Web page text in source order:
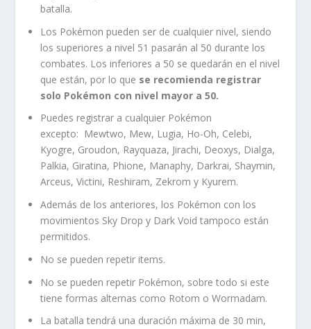
batalla.
Los Pokémon pueden ser de cualquier nivel, siendo
los superiores a nivel 51 pasarán al 50 durante los
combates. Los inferiores a 50 se quedarán en el nivel
que están, por lo que se recomienda registrar
solo Pokémon con nivel mayor a 50.
Puedes registrar a cualquier Pokémon
excepto: Mewtwo, Mew, Lugia, Ho-Oh, Celebi,
Kyogre, Groudon, Rayquaza, Jirachi, Deoxys, Dialga,
Palkia, Giratina, Phione, Manaphy, Darkrai, Shaymin,
Arceus, Victini, Reshiram, Zekrom y Kyurem.
Además de los anteriores, los Pokémon con los
movimientos Sky Drop y Dark Void tampoco están
permitidos.
No se pueden repetir items.
No se pueden repetir Pokémon, sobre todo si este
tiene formas alternas como Rotom o Wormadam.
La batalla tendrá una duración máxima de 30 min,